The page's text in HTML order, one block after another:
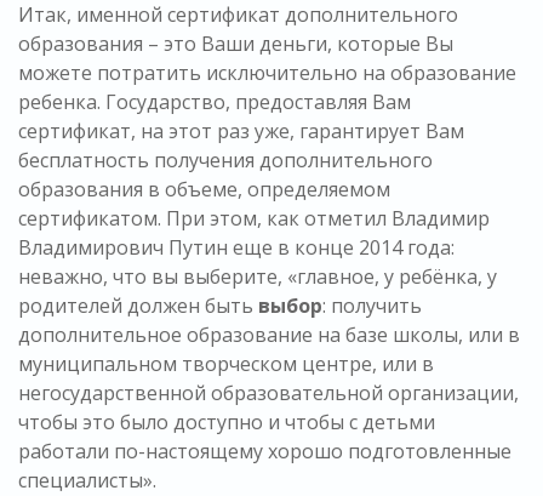
Итак, именной сертификат дополнительного
образования – это Ваши деньги, которые Вы
можете потратить исключительно на образование
ребенка. Государство, предоставляя Вам
сертификат, на этот раз уже, гарантирует Вам
бесплатность получения дополнительного
образования в объеме, определяемом
сертификатом. При этом, как отметил Владимир
Владимирович Путин еще в конце 2014 года:
неважно, что вы выберите, «главное, у ребёнка, у
родителей должен быть выбор: получить
дополнительное образование на базе школы, или в
муниципальном творческом центре, или в
негосударственной образовательной организации,
чтобы это было доступно и чтобы с детьми
работали по-настоящему хорошо подготовленные
специалисты».